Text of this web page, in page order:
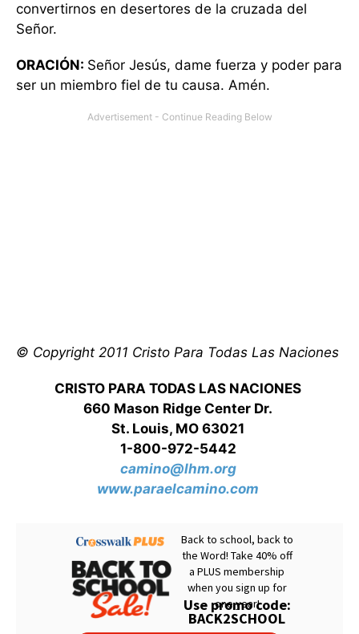
convertirnos en desertores de la cruzada del
Señor.
ORACIÓN: Señor Jesús, dame fuerza y poder para
ser un miembro fiel de tu causa. Amén.
© Copyright 2011 Cristo Para Todas Las Naciones
CRISTO PARA TODAS LAS NACIONES
660 Mason Ridge Center Dr.
St. Louis, MO 63021
1-800-972-5442
camino@lhm.org
www.paraelcamino.com